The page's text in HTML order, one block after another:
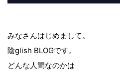
みなさんはじめまして。
陰glish BLOGです。
どんな人間なのかは